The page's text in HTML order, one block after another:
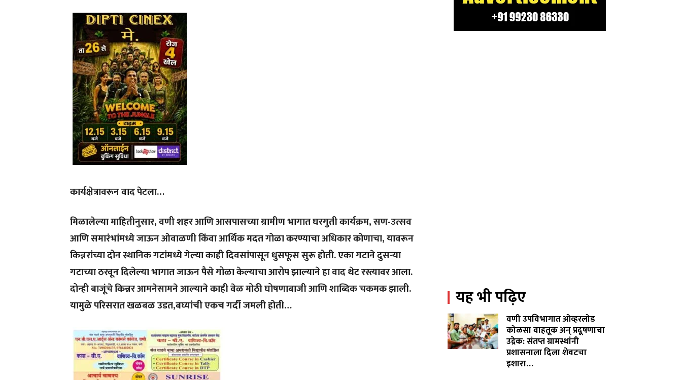
कार्यक्षेत्रावरून वाद पेटला…
मिळालेल्या माहितीनुसार, वणी शहर आणि आसपासच्या ग्रामीण भागात घरगुती कार्यक्रम, सण-उत्सव
आणि समारंभांमध्ये जाऊन ओवाळणी किंवा आर्थिक मदत गोळा करण्याचा अधिकार कोणाचा, यावरून
किन्नरांच्या दोन स्थानिक गटांमध्ये गेल्या काही दिवसांपासून धुसफूस सुरू होती. एका गटाने दुसऱ्या
गटाच्या ठरवून दिलेल्या भागात जाऊन पैसे गोळा केल्याचा आरोप झाल्याने हा वाद थेट रस्त्यावर आला.
दोन्ही बाजूंचे किन्नर आमनेसामने आल्याने काही वेळ मोठी घोषणाबाजी आणि शाब्दिक चकमक झाली.
यामुळे परिसरात खळबळ उडत,बघ्यांची एकच गर्दी जमली होती…
यह भी पढ़िए
वणी उपविभागात ओव्हरलोड
कोळसा वाहतूक अन् प्रदूषणाचा
उद्रेक: संतप्त ग्रामस्थांनी
प्रशासनाला दिला शेवटचा
इशारा…